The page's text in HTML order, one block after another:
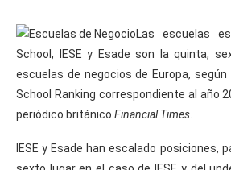
Las escuelas
School, IESE y Esade son la quinta,
escuelas de negocios de Europa, según
School Ranking correspondiente al año
periódico británico Financial Times
IESE y Esade han escalado posiciones,